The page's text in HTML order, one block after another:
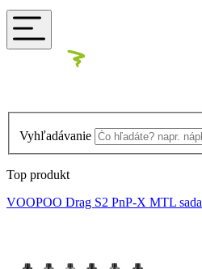
Vyhľadávanie
Top produkt
VOOPOO Drag S2 PnP-X MTL sada